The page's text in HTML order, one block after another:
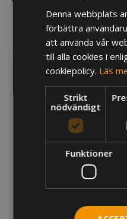
Denna webbplats
förbättra
att använda vår
till alla cookies i
cookiepolicy. Läs
Strikt
nödvändigt
Funktioner